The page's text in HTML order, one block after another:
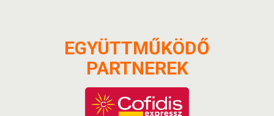
EGYÜTTMŰKÖDŐ
PARTNEREK